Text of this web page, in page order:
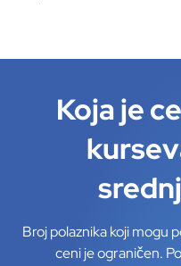
Koja je
Broj polaznika koji mogu
ceni je ograničen.